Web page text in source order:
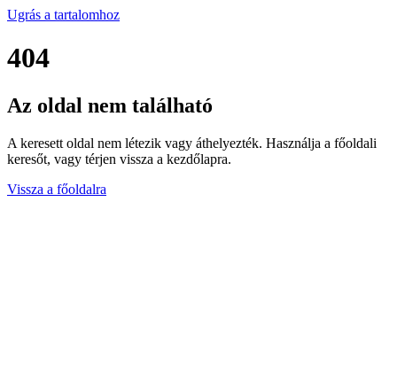
Ugrás a tartalomhoz
404
Az oldal nem található
A keresett oldal nem létezik vagy áthelyezték. Használja a főoldali
keresőt, vagy térjen vissza a kezdőlapra.
Vissza a főoldalra